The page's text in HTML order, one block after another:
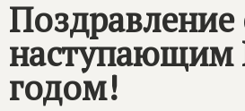
Поздравление
годом!